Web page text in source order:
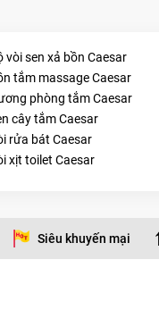
vòi sen xả bồn Caesar
tắm massage Caesar
phòng tắm Caesar
cây tắm Caesar
rửa bát Caesar
xịt toilet Caesar
Siêu khuyến mại